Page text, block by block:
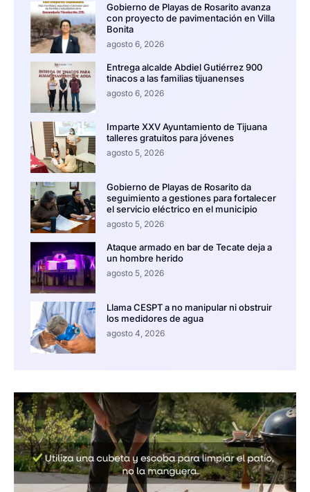
Gobierno de Playas de Rosarito avanza
con proyecto de pavimentación en Villa
Bonita
agosto 6, 2026
Entrega alcalde Abdiel Gutiérrez 900
tinacos a las familias tijuanenses
agosto 6, 2026
Imparte XXV Ayuntamiento de Tijuana
talleres gratuitos para jóvenes
agosto 5, 2026
Gobierno de Playas de Rosarito da
seguimiento a gestiones para fortalecer
el servicio eléctrico en el municipio
agosto 5, 2026
Ataque armado en bar de Tecate deja a
un hombre herido
agosto 5, 2026
Llama CESPT a no manipular ni obstruir
los medidores de agua
agosto 4, 2026